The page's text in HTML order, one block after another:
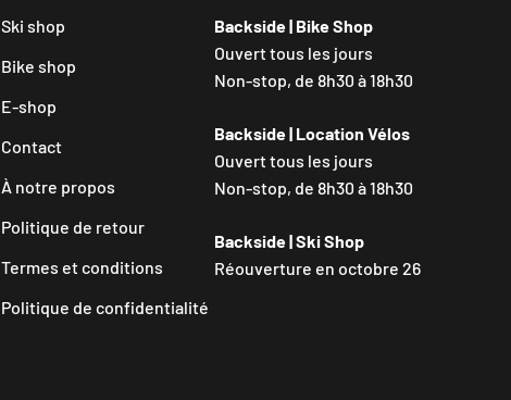
Ski shop
Bike shop
E-shop
Contact
À notre propos
Politique de retour
Termes et conditions
Politique de confidentialité
Backside | Bike Shop
Ouvert tous les jours
Non-stop, de 8h30 à 18h30
Backside | Location Vélos
Ouvert tous les jours
Non-stop, de 8h30 à 18h30
Backside | Ski Shop
Réouverture en octobre 26